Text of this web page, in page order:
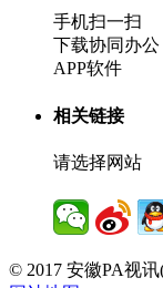
手机扫一扫
下载协同办公
APP软件
相关链接
请选择网站
© 2017 安徽PA视